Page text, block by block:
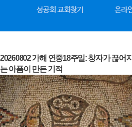
20260802 가해 연중18주일: 창자가 끊어지
는 아픔이 만든 기적